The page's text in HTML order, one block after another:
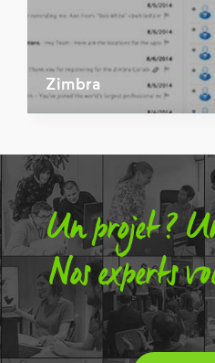
Zimbra
Un projet ?
Nos experts